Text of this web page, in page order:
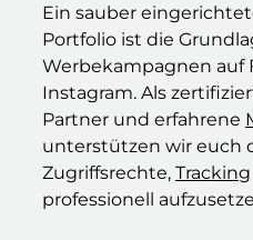
Ein sauber
Portfolio ist die
Werbekampagnen auf
Instagram. Als
Partner und erfahrene
unterstützen wir euch
Zugriffsrechte, Tracking
professionell